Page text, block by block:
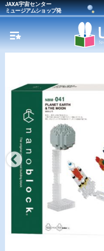
JAXA宇宙センター
ミュージアムショップ発